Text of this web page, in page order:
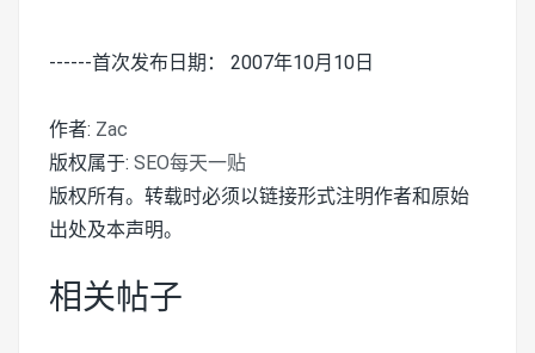
------首次发布日期： 2007年10月10日
作者: Zac
版权属于: SEO每天一贴
版权所有。转载时必须以链接形式注明作者和原始
出处及本声明。
相关帖子